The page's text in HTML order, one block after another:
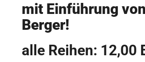
mit Einführung
Berger!
alle Reihen: 12,00